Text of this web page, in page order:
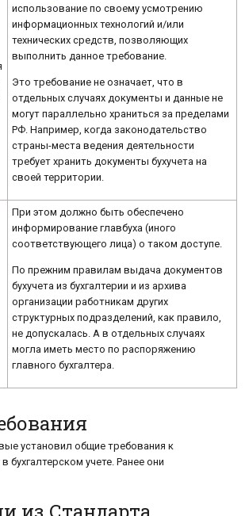
использование по своему усмотрению
информационных технологий и/или
технических средств, позволяющих
выполнить данное требование.
Это требование не означает, что в
отдельных случаях документы и данные не
могут параллельно храниться за пределами
РФ. Например, когда законодательство
страны-места ведения деятельности
требует хранить документы бухучета на
своей территории.
При этом должно быть обеспечено
информирование главбуха (иного
соответствующего лица) о таком доступе.
По прежним правилам выдача документов
бухучета из бухгалтерии и из архива
организации работникам других
структурных подразделений, как правило,
не допускалась. А в отдельных случаях
могла иметь место по распоряжению
главного бухгалтера.
установил общие требования к
бухгалтерском учете. Ранее они